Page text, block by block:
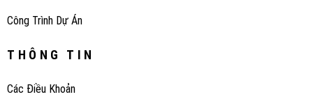
Công Trình Dự Án
THÔNG TIN
Các Điều Khoản